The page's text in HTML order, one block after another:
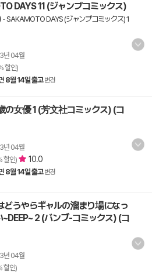
DAYS 11 (ジャンプコミックス)
-SAKAMOTO DAYS (ジャンプコミックス) 1
년 04월
할인)
8월 14일 출고 변경
の女優 1 (芳文社コミックス) (コ
년 04월
할인) 10.0
8월 14일 출고 변경
どうやらギャルの溜まり場になっ
~DEEP~ 2 (バンブ-コミックス) (コ
년 04월
할인)